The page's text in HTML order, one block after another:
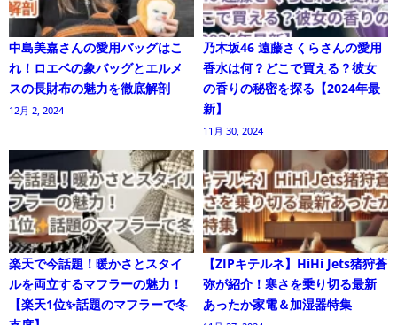
中島美嘉さんの愛用バッグはこ
れ！ロエベの象バッグとエルメ
スの長財布の魅力を徹底解剖
12月 2, 2024
乃木坂46 遠藤さくらさんの愛用
香水は何？どこで買える？彼女
の香りの秘密を探る【2024年最
新】
11月 30, 2024
楽天で今話題！暖かさとスタイ
ルを両立するマフラーの魅力！
【楽天1位✨話題のマフラーで冬
【ZIPキテルネ】HiHi Jets猪狩蒼
弥が紹介！寒さを乗り切る最新
あったか家電＆加湿器特集